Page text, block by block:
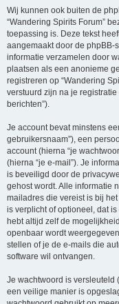
Wij kunnen ook buiten de
“Wandering Spirits Forum”
toepassing is. Deze tekst
aangemaakt door de phpBB-
informatie verzamelen door
plaatsen als een anonieme
registreren op “Wandering
verstuurd zijn na je
berichten”).
Je account bevat minstens
gebruikersnaam”), een
account (hierna “je
(hierna “je e-mail”). Je
is beveiligd door de
gehost wordt. Alle informatie
mailadres die vereist is bij
is verplicht of optioneel, dat is
hebt altijd zelf de
openbaar wordt
stellen of je de e-mails die
software wil ontvangen.
Je wachtwoord is versleuteld
een veilige manier is